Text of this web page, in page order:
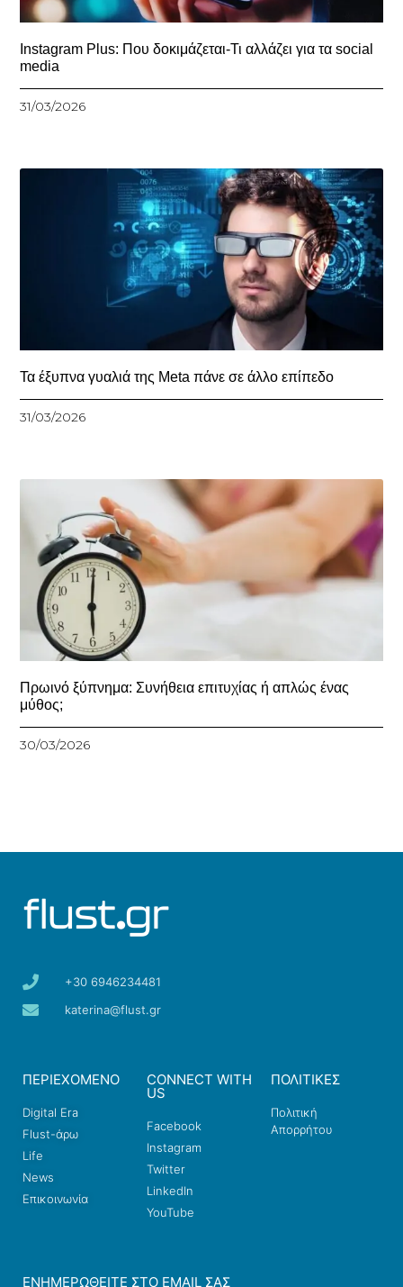
Instagram Plus: Που δοκιμάζεται-Τι αλλάζει για τα social
media
31/03/2026
Τα έξυπνα γυαλιά της Meta πάνε σε άλλο επίπεδο
31/03/2026
Πρωινό ξύπνημα: Συνήθεια επιτυχίας ή απλώς ένας
μύθος;
30/03/2026
+30 6946234481
katerina@flust.gr
ΠΕΡΙΕΧΟΜΕΝΟ
Digital Era
Flust-άρω
Life
News
Επικοινωνία
CONNECT WITH
US
Facebook
Instagram
Twitter
LinkedIn
YouTube
ΠΟΛΙΤΙΚΕΣ
Πολιτική
Απορρήτου
ΕΝΗΜΕΡΩΘΕΊΤΕ ΣΤΟ EMAIL ΣΑΣ